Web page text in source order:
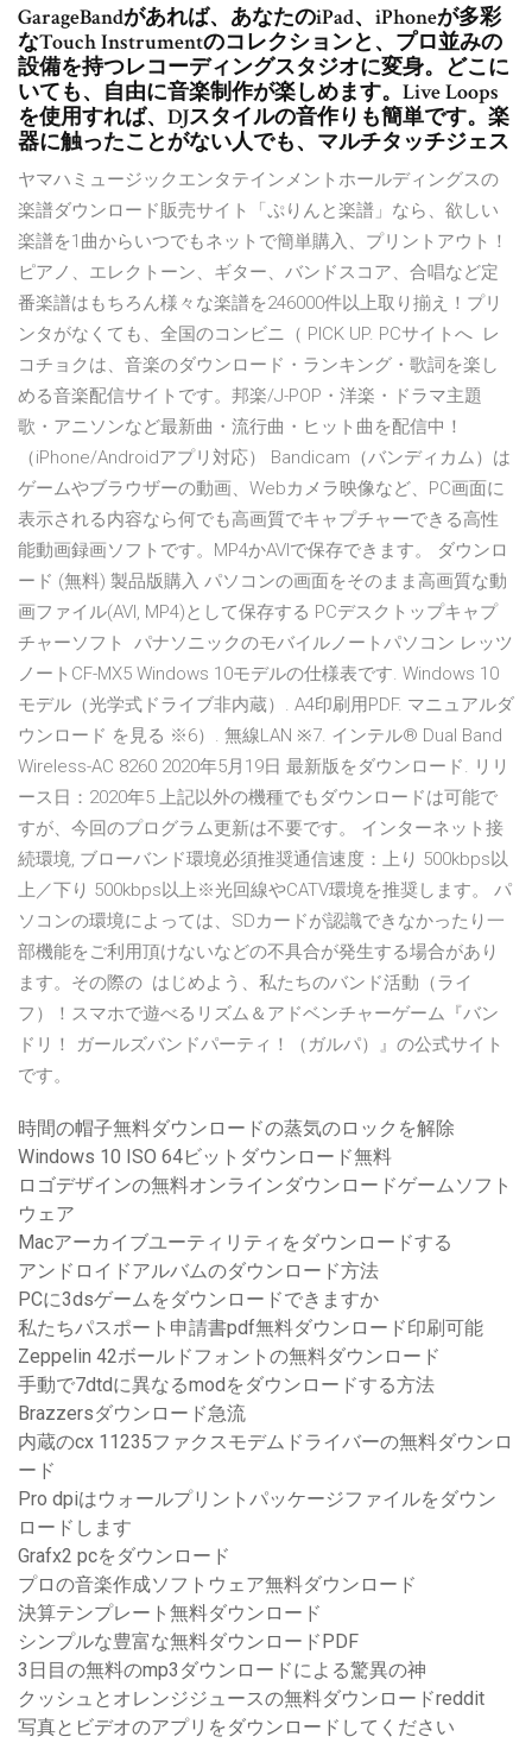
‎GarageBandがあれば、あなたのiPad、iPhoneが多彩
なTouch Instrumentのコレクションと、プロ並みの
設備を持つレコーディングスタジオに変身。どこに
いても、自由に音楽制作が楽しめます。Live Loops
を使用すれば、DJスタイルの音作りも簡単です。楽
器に触ったことがない人でも、マルチタッチジェス
ヤマハミュージックエンタテインメントホールディングスの
楽譜ダウンロード販売サイト「ぷりんと楽譜」なら、欲しい
楽譜を1曲からいつでもネットで簡単購入、プリントアウト！
ピアノ、エレクトーン、ギター、バンドスコア、合唱など定
番楽譜はもちろん様々な楽譜を246000件以上取り揃え！プリ
ンタがなくても、全国のコンビニ（ PICK UP. PCサイトへ レ
コチョクは、音楽のダウンロード・ランキング・歌詞を楽し
める音楽配信サイトです。邦楽/J-POP・洋楽・ドラマ主題
歌・アニソンなど最新曲・流行曲・ヒット曲を配信中！
（iPhone/Androidアプリ対応） Bandicam（バンディカム）は
ゲームやブラウザーの動画、Webカメラ映像など、PC画面に
表示される内容なら何でも高画質でキャプチャーできる高性
能動画録画ソフトです。MP4かAVIで保存できます。 ダウンロ
ード (無料) 製品版購入 パソコンの画面をそのまま高画質な動
画ファイル(AVI, MP4)として保存する PCデスクトップキャプ
チャーソフト パナソニックのモバイルノートパソコン レッツ
ノートCF-MX5 Windows 10モデルの仕様表です. Windows 10
モデル（光学式ドライブ非内蔵）. A4印刷用PDF. マニュアルダ
ウンロード を見る ※6）. 無線LAN ※7. インテル® Dual Band
Wireless-AC 8260 2020年5月19日 最新版をダウンロード. リリ
ース日：2020年5 上記以外の機種でもダウンロードは可能で
すが、今回のプログラム更新は不要です。 インターネット接
続環境, ブローバンド環境必須推奨通信速度：上り 500kbps以
上／下り 500kbps以上※光回線やCATV環境を推奨します。 パ
ソコンの環境によっては、SDカードが認識できなかったり一
部機能をご利用頂けないなどの不具合が発生する場合があり
ます。その際の はじめよう、私たちのバンド活動（ライ
フ）！スマホで遊べるリズム＆アドベンチャーゲーム『バン
ドリ！ ガールズバンドパーティ！（ガルパ）』の公式サイト
です。
時間の帽子無料ダウンロードの蒸気のロックを解除
Windows 10 ISO 64ビットダウンロード無料
ロゴデザインの無料オンラインダウンロードゲームソフト
ウェア
Macアーカイブユーティリティをダウンロードする
アンドロイドアルバムのダウンロード方法
PCに3dsゲームをダウンロードできますか
私たちパスポート申請書pdf無料ダウンロード印刷可能
Zeppelin 42ボールドフォントの無料ダウンロード
手動で7dtdに異なるmodをダウンロードする方法
Brazzersダウンロード急流
内蔵のcx 11235ファクスモデムドライバーの無料ダウンロ
ード
Pro dpiはウォールプリントパッケージファイルをダウン
ロードします
Grafx2 pcをダウンロード
プロの音楽作成ソフトウェア無料ダウンロード
決算テンプレート無料ダウンロード
シンプルな豊富な無料ダウンロードPDF
3日目の無料のmp3ダウンロードによる驚異の神
クッシュとオレンジジュースの無料ダウンロードreddit
写真とビデオのアプリをダウンロードしてください